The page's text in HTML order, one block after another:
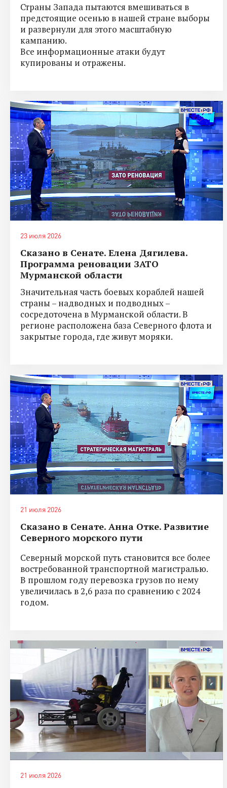
Страны Запада пытаются вмешиваться в
предстоящие осенью в нашей стране выборы
и развернули для этого масштабную
кампанию.
Все информационные атаки будут
купированы и отражены.
23 июля 2026
Сказано в Сенате. Елена Дягилева.
Программа реновации ЗАТО
Мурманской области
Значительная часть боевых кораблей нашей
страны – надводных и подводных –
сосредоточена в Мурманской области. В
регионе расположена база Северного флота и
закрытые города, где живут моряки.
21 июля 2026
Сказано в Сенате. Анна Отке. Развитие
Северного морского пути
Северный морской путь становится все более
востребованной транспортной магистралью.
В прошлом году перевозка грузов по нему
увеличилась в 2,6 раза по сравнению с 2024
годом.
21 июля 2026